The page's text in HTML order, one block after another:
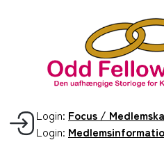
Login: Focus /
Login: